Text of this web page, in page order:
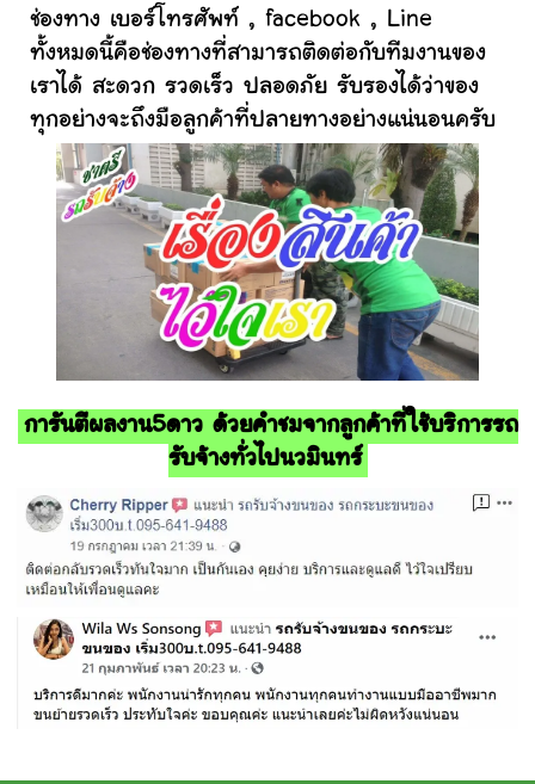
ช่องทาง เบอร์โทรศัพท์ , facebook , Line
ทั้งหมดนี้คือช่องทางที่สามารถติดต่อกับทีมงานของ
เราได้ สะดวก รวดเร็ว ปลอดภัย รับรองได้ว่าของ
ทุกอย่างจะถึงมือลูกค้าที่ปลายทางอย่างแน่นอนครับ
การันตีผลงาน5ดาว ด้วยคำชมจากลูกค้าที่ใช้บริการรถ
รับจ้างทั่วไปนวมินทร์